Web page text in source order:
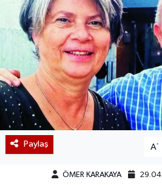
Paylaş A-
ÖMER KARAKAYA